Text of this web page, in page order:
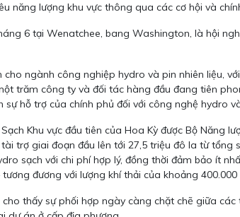
năng lượng khu vực thông qua các cơ hội và
6 tại Wenatchee, bang Washington, là hội
ngành công nghiệp hydro và pin nhiên liệu,
trăm công ty và đối tác hàng đầu đang tiên
hỗ trợ của chính phủ đối với công nghệ hydro
Khu vực đầu tiên của Hoa Kỳ được Bộ Năng
trợ giai đoạn đầu lên tới 27,5 triệu đô la từ
sạch với chi phí hợp lý, đồng thời đảm bảo ít
đương với lượng khí thải của khoảng
thấy sự phối hợp ngày càng chặt chẽ giữa